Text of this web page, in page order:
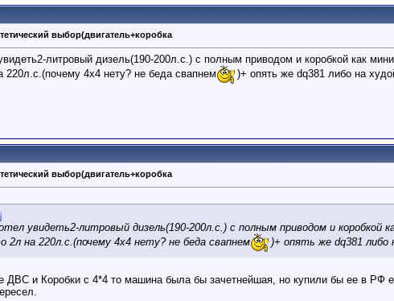
выбор(двигатель+коробка
литровый дизель(190-200л.с.) с полным приводом и коробкой как
220л.с.(почему 4х4 нету? не беда свапнем
)+ опять же dq381 либо на
выбор(двигатель+коробка
увидеть2-литровый дизель(190-200л.с.) с полным приводом и коробкой
2л на 220л.с.(почему 4х4 нету? не беда свапнем
)+ опять же dq381 либо
ДВС и Коробки с 4*4 то машина была бы зачетнейшая, но купили бы ее в РФ